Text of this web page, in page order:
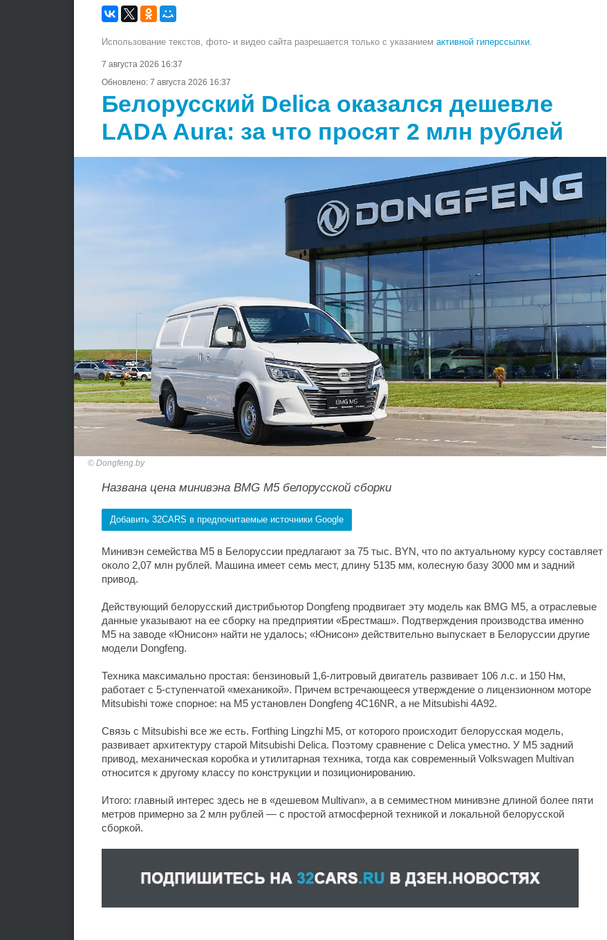
Использование текстов, фото- и видео сайта разрешается только с указанием активной гиперссылки.
7 августа 2026 16:37
Обновлено: 7 августа 2026 16:37
Белорусский Delica оказался дешевле
LADA Aura: за что просят 2 млн рублей
Dongfeng.by
Названа цена минивэна BMG M5 белорусской сборки
Добавить 32CARS в предпочитаемые источники Google
Минивэн семейства M5 в Белоруссии предлагают за 75 тыс. BYN, что по актуальному курсу составляет
около 2,07 млн рублей. Машина имеет семь мест, длину 5135 мм, колесную базу 3000 мм и задний
привод.
Действующий белорусский дистрибьютор Dongfeng продвигает эту модель как BMG M5, а отраслевые
данные указывают на ее сборку на предприятии «Брестмаш». Подтверждения производства именно
M5 на заводе «Юнисон» найти не удалось; «Юнисон» действительно выпускает в Белоруссии другие
модели Dongfeng.
Техника максимально простая: бензиновый 1,6-литровый двигатель развивает 106 л.с. и 150 Нм,
работает с 5-ступенчатой «механикой». Причем встречающееся утверждение о лицензионном моторе
Mitsubishi тоже спорное: на M5 установлен Dongfeng 4C16NR, а не Mitsubishi 4A92.
Связь с Mitsubishi все же есть. Forthing Lingzhi M5, от которого происходит белорусская модель,
развивает архитектуру старой Mitsubishi Delica. Поэтому сравнение с Delica уместно. У M5 задний
привод, механическая коробка и утилитарная техника, тогда как современный Volkswagen Multivan
относится к другому классу по конструкции и позиционированию.
Итого: главный интерес здесь не в «дешевом Multivan», а в семиместном минивэне длиной более пяти
метров примерно за 2 млн рублей — с простой атмосферной техникой и локальной белорусской
сборкой.